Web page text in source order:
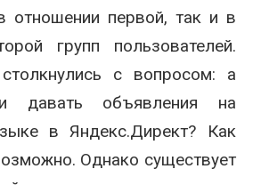
отношении первой, так и в
групп пользователей.
с вопросом: а
давать объявления на
в Яндекс.Директ? Как
Однако существует